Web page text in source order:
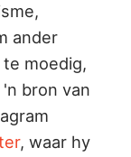
ander
moedig,
bron van
, waar hy